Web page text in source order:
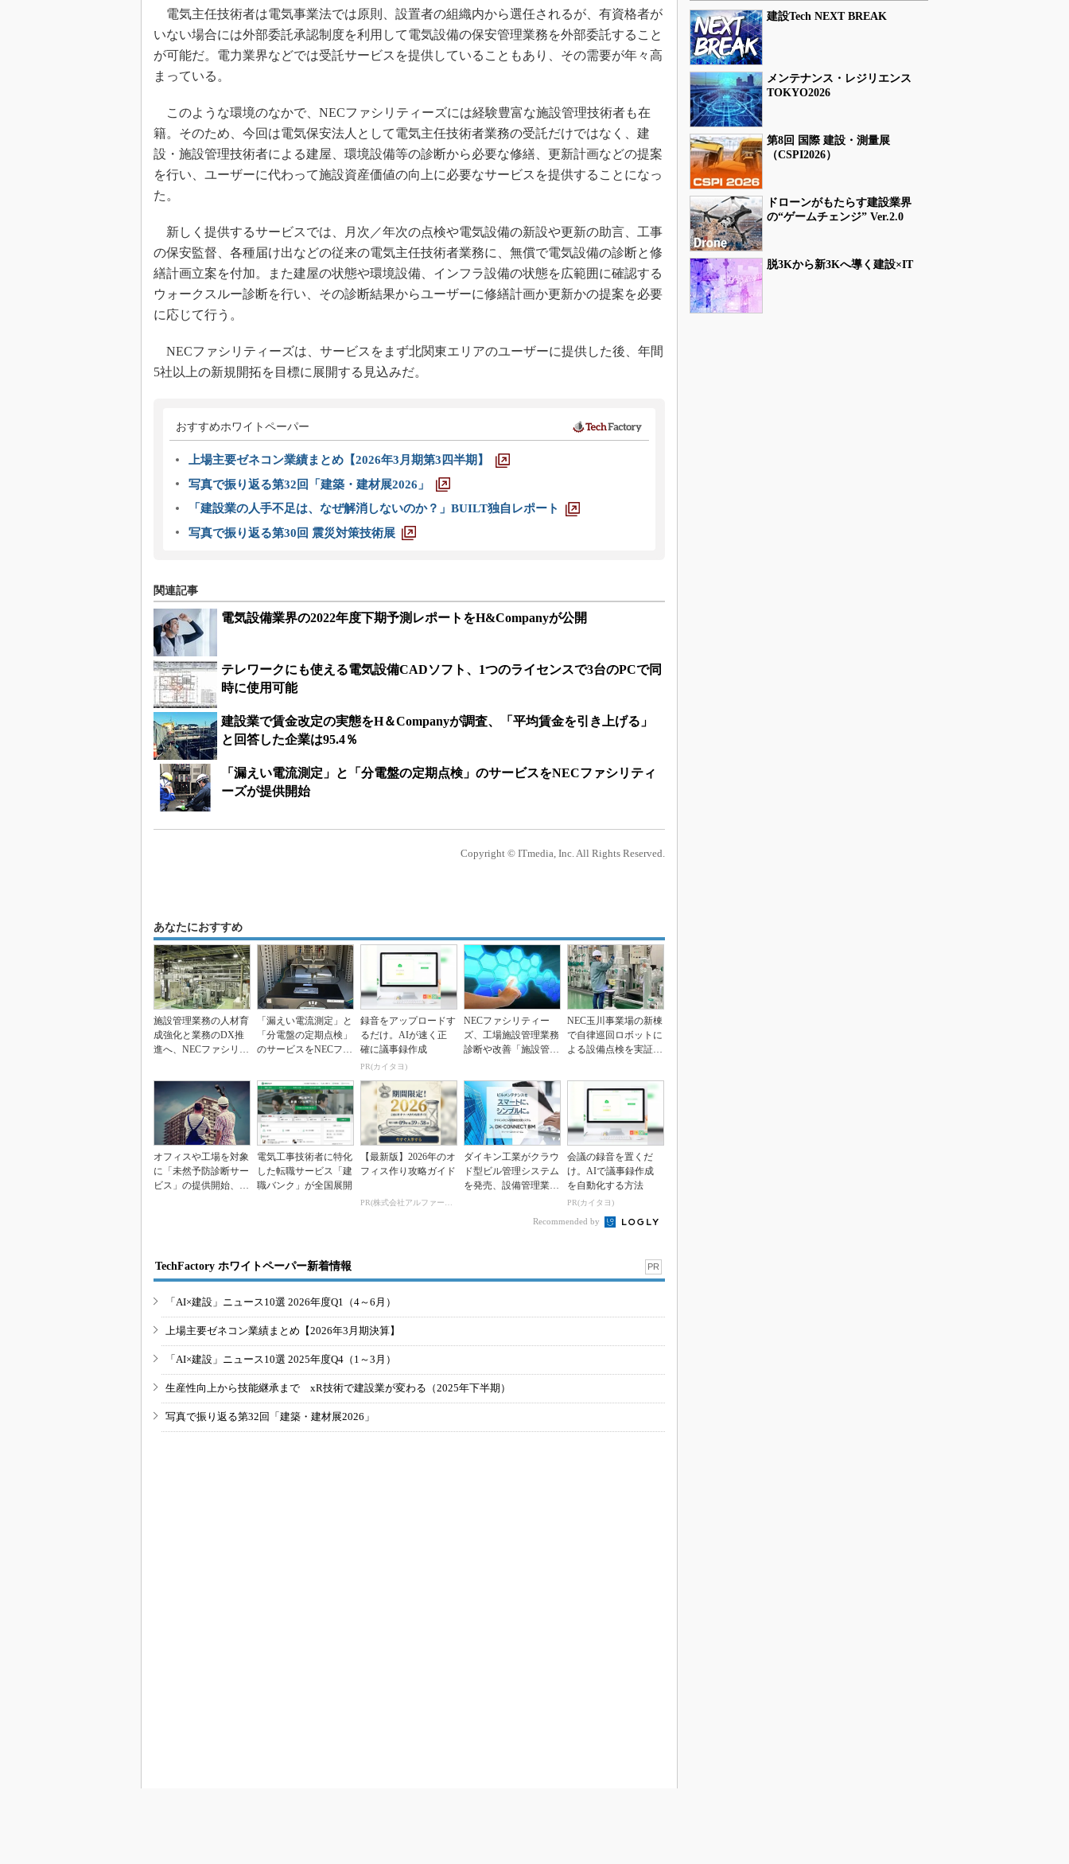
電気主任技術者は電気事業法では原則、設置者の組織内から選任されるが、有資格者が
いない場合には外部委託承認制度を利用して電気設備の保安管理業務を外部委託すること
が可能だ。電力業界などでは受託サービスを提供していることもあり、その需要が年々高
まっている。
このような環境のなかで、NECファシリティーズには経験豊富な施設管理技術者も在
籍。そのため、今回は電気保安法人として電気主任技術者業務の受託だけではなく、建
設・施設管理技術者による建屋、環境設備等の診断から必要な修繕、更新計画などの提案
を行い、ユーザーに代わって施設資産価値の向上に必要なサービスを提供することになっ
た。
新しく提供するサービスでは、月次／年次の点検や電気設備の新設や更新の助言、工事
の保安監督、各種届け出などの従来の電気主任技術者業務に、無償で電気設備の診断と修
繕計画立案を付加。また建屋の状態や環境設備、インフラ設備の状態を広範囲に確認する
ウォークスルー診断を行い、その診断結果からユーザーに修繕計画か更新かの提案を必要
に応じて行う。
NECファシリティーズは、サービスをまず北関東エリアのユーザーに提供した後、年間
5社以上の新規開拓を目標に展開する見込みだ。
おすすめホワイトペーパー
上場主要ゼネコン業績まとめ【2026年3月期第3四半期】
写真で振り返る第32回「建築・建材展2026」
「建設業の人手不足は、なぜ解消しないのか？」BUILT独自レポート
写真で振り返る第30回 震災対策技術展
関連記事
電気設備業界の2022年度下期予測レポートをH&Companyが公開
テレワークにも使える電気設備CADソフト、1つのライセンスで3台のPCで同
時に使用可能
建設業で賃金改定の実態をH＆Companyが調査、「平均賃金を引き上げる」
と回答した企業は95.4％
「漏えい電流測定」と「分電盤の定期点検」のサービスをNECファシリティ
ーズが提供開始
Copyright © ITmedia, Inc. All Rights Reserved.
あなたにおすすめ
施設管理業務の人材育
成強化と業務のDX推
進へ、NECファシリテ
「漏えい電流測定」と
「分電盤の定期点検」
のサービスをNECファ
録音をアップロードす
るだけ。AIが速く正
確に議事録作成
PR(カイタヨ)
NECファシリティー
ズ、工場施設管理業務
診断や改善「施設管理
NEC玉川事業場の新棟
で自律巡回ロボットに
よる設備点検を実証
オフィスや工場を対象
に「未然予防診断サー
ビス」の提供開始、N
電気工事技術者に特化
した転職サービス「建
職バンク」が全国展開
【最新版】2026年のオ
フィス作り攻略ガイド
PR(株式会社アルファーテクノ)
ダイキン工業がクラウ
ド型ビル管理システム
を発売、設備管理業務
会議の録音を置くだ
け。AIで議事録作成
を自動化する方法
PR(カイタヨ)
Recommended by
TechFactory ホワイトペーパー新着情報 PR
「AI×建設」ニュース10選 2026年度Q1（4～6月）
上場主要ゼネコン業績まとめ【2026年3月期決算】
「AI×建設」ニュース10選 2025年度Q4（1～3月）
生産性向上から技能継承まで xR技術で建設業が変わる（2025年下半期）
写真で振り返る第32回「建築・建材展2026」
建設Tech NEXT BREAK
メンテナンス・レジリエンス
TOKYO2026
第8回 国際 建設・測量展
（CSPI2026）
ドローンがもたらす建設業界
の“ゲームチェンジ” Ver.2.0
脱3Kから新3Kへ導く建設×IT